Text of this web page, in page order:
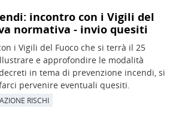
incontro con i Vigili del
normativa - invio quesiti
i Vigili del Fuoco che si terrà il 25
e approfondire le modalità
in tema di prevenzione incendi, si
pervenire eventuali quesiti.
RISCHI